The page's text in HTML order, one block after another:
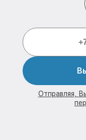
Отправляя,